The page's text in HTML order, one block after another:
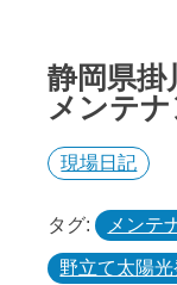
静岡県掛
メンテナ
現場日記
タグ: メンテ
野立て太陽光